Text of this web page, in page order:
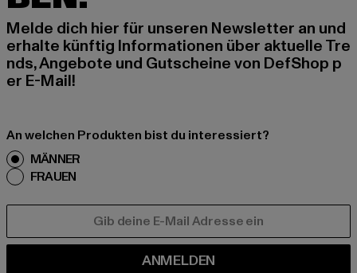
Melde dich hier für unseren Newsletter an und
erhalte künftig Informationen über aktuelle Tre
nds, Angebote und Gutscheine von DefShop p
er E-Mail!
An welchen Produkten bist du interessiert?
MÄNNER
FRAUEN
ANMELDEN